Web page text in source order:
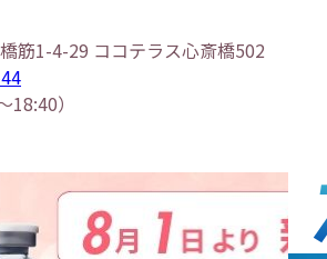
筋1-4-29 ココテラス心斎橋502
18:40）